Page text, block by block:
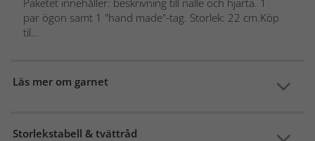
par ögon samt 1 "hand made"-tag. Storlek: 22 cm.Köp
til...
Läs mer om garnet
Storlekstabell & tvättråd